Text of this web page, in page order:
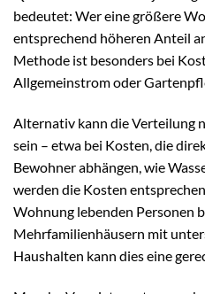
bedeutet: Wer eine größere
entsprechend höheren Anteil
Methode ist besonders bei
Allgemeinstrom oder
Alternativ kann die Verteilung
sein – etwa bei Kosten, die
Bewohner abhängen, wie
werden die Kosten
Wohnung lebenden Personen
Mehrfamilienhäusern mit
Haushalten kann dies eine